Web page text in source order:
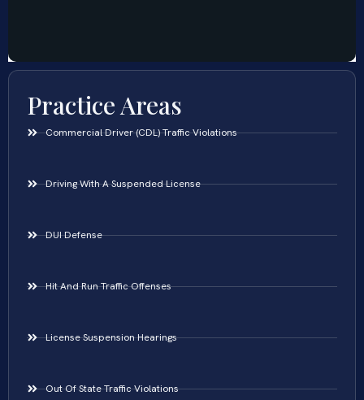
Practice Areas
Commercial Driver (CDL) Traffic Violations
Driving With A Suspended License
DUI Defense
Hit And Run Traffic Offenses
License Suspension Hearings
Out Of State Traffic Violations